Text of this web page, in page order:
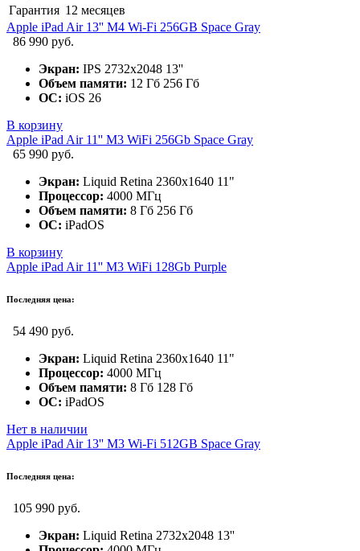
Гарантия 12 месяцев
Apple iPad Air 13'' M4 Wi-Fi 256GB Space Gray
86 990 руб.
Экран: IPS 2732x2048 13''
Объем памяти: 12 Гб 256 Гб
ОС: iOS 26
В корзину
Apple iPad Air 11'' M3 WiFi 256Gb Space Gray
65 990 руб.
Экран: Liquid Retina 2360x1640 11"
Процессор: 4000 МГц
Объем памяти: 8 Гб 256 Гб
ОС: iPadOS
В корзину
Apple iPad Air 11'' M3 WiFi 128Gb Purple
Последняя цена:
54 490 руб.
Экран: Liquid Retina 2360x1640 11"
Процессор: 4000 МГц
Объем памяти: 8 Гб 128 Гб
ОС: iPadOS
Нет в наличии
Apple iPad Air 13'' M3 Wi-Fi 512GB Space Gray
Последняя цена:
105 990 руб.
Экран: Liquid Retina 2732x2048 13''